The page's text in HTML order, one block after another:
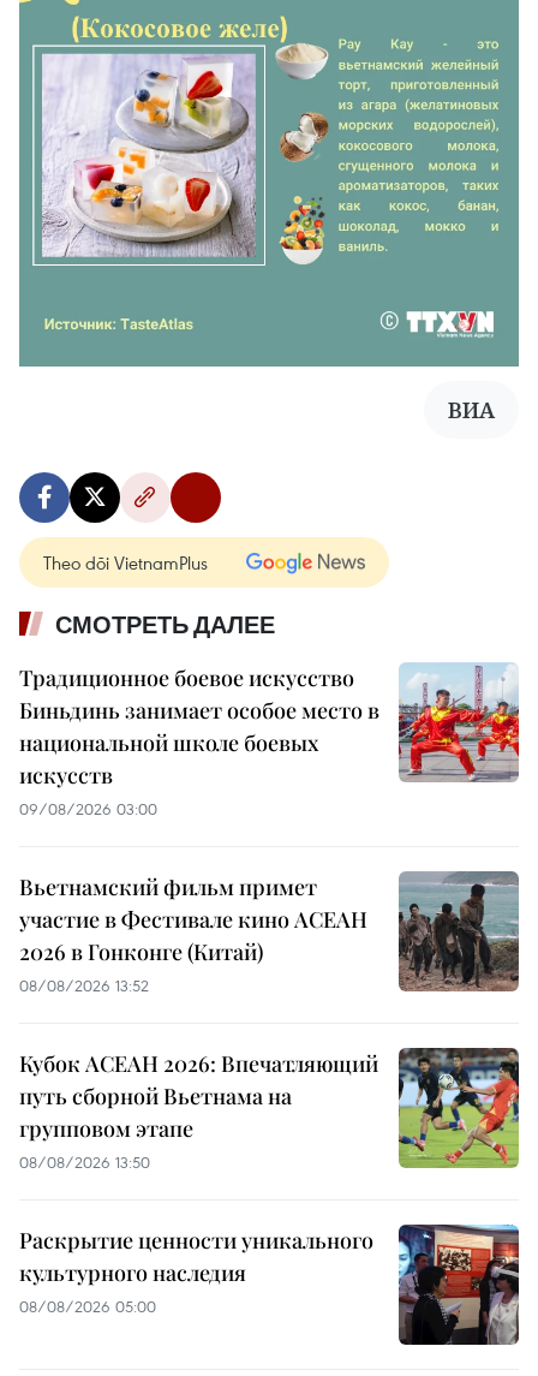
ВИА
Theo dõi VietnamPlus
СМОТРЕТЬ ДАЛЕЕ
Традиционное боевое искусство
Биньдинь занимает особое место в
национальной школе боевых
искусств
09/08/2026 03:00
Вьетнамский фильм примет
участие в Фестивале кино АСЕАН
2026 в Гонконге (Китай)
08/08/2026 13:52
Кубок АСЕАН 2026: Впечатляющий
путь сборной Вьетнама на
групповом этапе
08/08/2026 13:50
Раскрытие ценности уникального
культурного наследия
08/08/2026 05:00